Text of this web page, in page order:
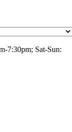
7:30pm; Sat-Sun: